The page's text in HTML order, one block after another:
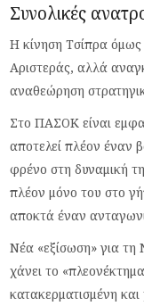
Συνολικές
Η κίνηση Τσίπρα όμως
Αριστεράς, αλλά
αναθεώρηση
Στο ΠΑΣΟΚ είναι
αποτελεί πλέον έναν
φρένο στη δυναμική
πλέον μόνο του στο
αποκτά έναν
Νέα «εξίσωση» για
χάνει το
κατακερματισμένη